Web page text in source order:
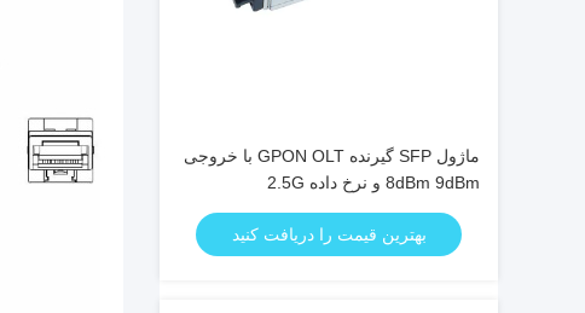
ماژول SFP گیرنده GPON OLT با خروجی
8dBm 9dBm و نرخ داده 2.5G
بهترین قیمت را دریافت کنید